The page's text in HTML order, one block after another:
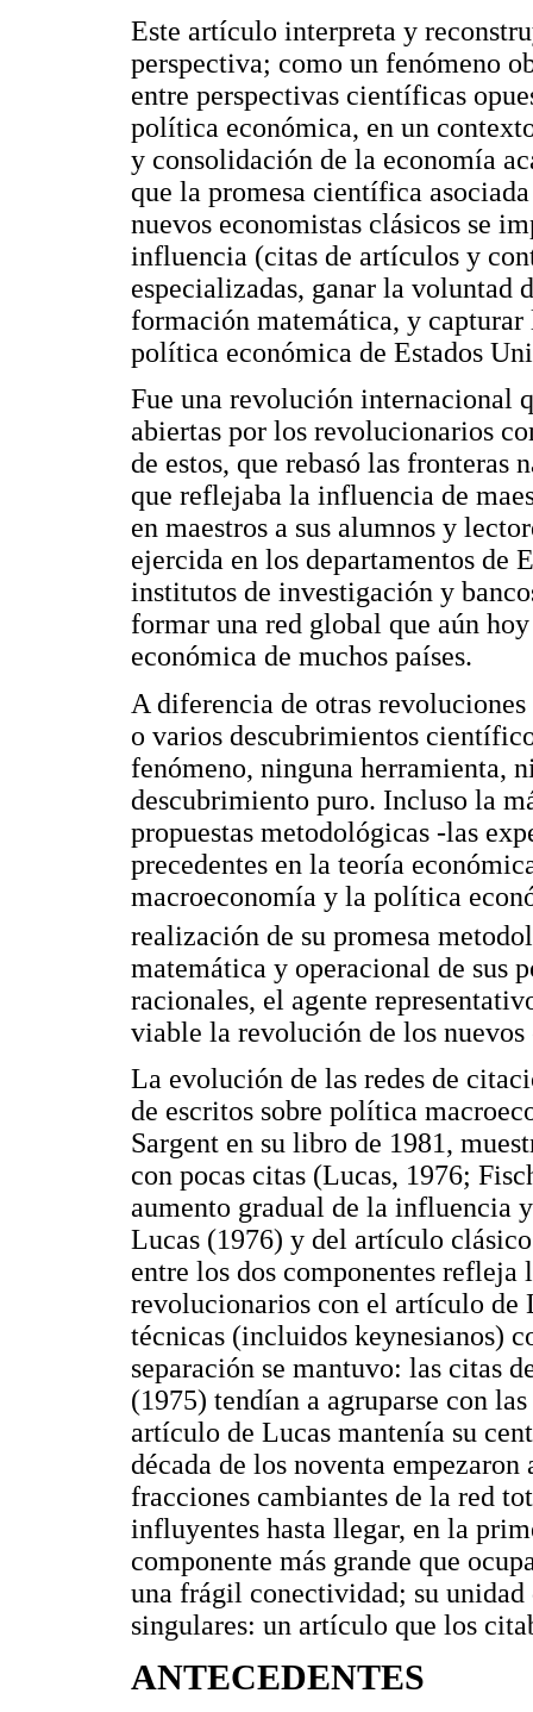
Este artículo interpreta y
perspectiva; como un fenómeno
entre perspectivas científicas
política económica, en un
y consolidación de la economía
que la promesa científica
nuevos economistas clásicos se
influencia (citas de artículos y
especializadas, ganar la voluntad
formación matemática, y capturar
política económica de Estados
Fue una revolución internacional
abiertas por los revolucionarios
de estos, que rebasó las
que reflejaba la influencia de
en maestros a sus alumnos y
ejercida en los departamentos de
institutos de investigación y
formar una red global que aún
económica de muchos países.
A diferencia de otras
o varios descubrimientos
fenómeno, ninguna herramienta,
descubrimiento puro. Incluso la
propuestas metodológicas -las
precedentes en la teoría
macroeconomía y la política
realización de su promesa
matemática y operacional de sus
racionales, el agente
viable la revolución de los nuevos
La evolución de las redes de
de escritos sobre política
Sargent en su libro de 1981,
con pocas citas (Lucas, 1976;
aumento gradual de la influencia
Lucas (1976) y del artículo
entre los dos componentes
revolucionarios con el artículo de
técnicas (incluidos keynesianos)
separación se mantuvo: las citas
(1975) tendían a agruparse con
artículo de Lucas mantenía su
década de los noventa empezaron
fracciones cambiantes de la red
influyentes hasta llegar, en la
componente más grande que
una frágil conectividad; su unidad
singulares: un artículo que los
ANTECEDENTES